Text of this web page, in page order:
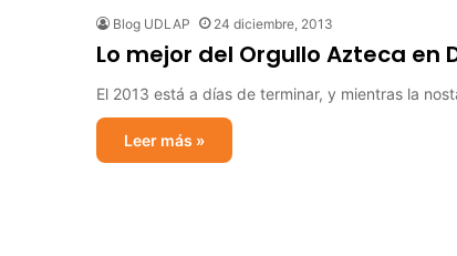
Blog UDLAP 24 diciembre, 2013
Lo mejor del Orgullo Azteca en
El 2013 está a días de terminar, y mientras la
Leer más »